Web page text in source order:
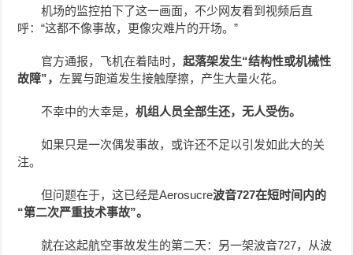
机场的监控拍下了这一画面，不少网友看到视频后直
呼：“这都不像事故，更像灾难片的开场。”
官方通报，飞机在着陆时，起落架发生“结构性或机械性
故障”， 左翼与跑道发生接触摩擦，产生大量火花。
不幸中的大幸是，机组人员全部生还，无人受伤。
如果只是一次偶发事故，或许还不足以引发如此大的关
注。
但问题在于，这已经是Aerosucre波音727在短时间内的
“第二次严重技术事故”。
就在这起航空事故发生的第二天：另一架波音727，从波